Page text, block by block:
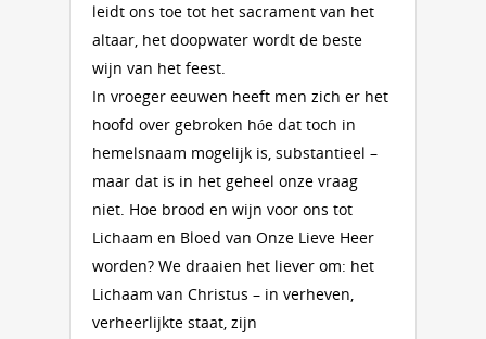
leidt ons toe tot het sacrament van het
altaar, het doopwater wordt de beste
wijn van het feest.
In vroeger eeuwen heeft men zich er het
hoofd over gebroken hóe dat toch in
hemelsnaam mogelijk is, substantieel –
maar dat is in het geheel onze vraag
niet. Hoe brood en wijn voor ons tot
Lichaam en Bloed van Onze Lieve Heer
worden? We draaien het liever om: het
Lichaam van Christus – in verheven,
verheerlijkte staat, zijn